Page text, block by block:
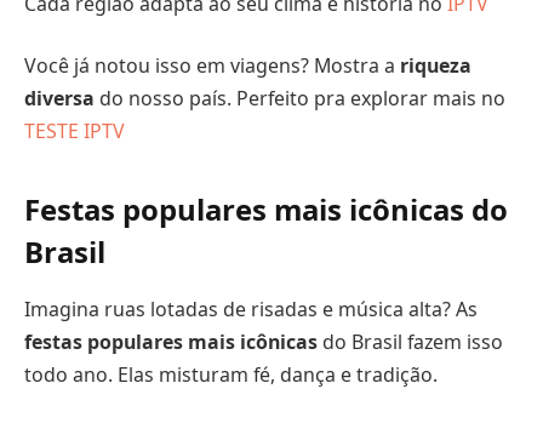
Você já notou isso em viagens? Mostra a riqueza
diversa do nosso país. Perfeito pra explorar mais no
TESTE IPTV
Festas populares mais icônicas do
Brasil
Imagina ruas lotadas de risadas e música alta? As
festas populares mais icônicas do Brasil fazem isso
todo ano. Elas misturam fé, dança e tradição.